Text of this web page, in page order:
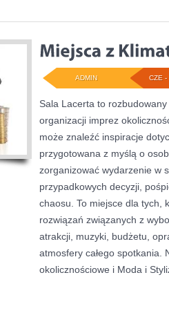
CZE -
ADMIN
Sala Lacerta to
organizacji imprez
może znaleźć inspiracje
przygotowana z myślą o
zorganizować wydarzenie w
przypadkowych decyzji,
chaosu. To miejsce dla tych,
rozwiązań związanych z
atrakcji, muzyki, budżetu,
atmosfery całego spotkania.
okolicznościowe i Moda i